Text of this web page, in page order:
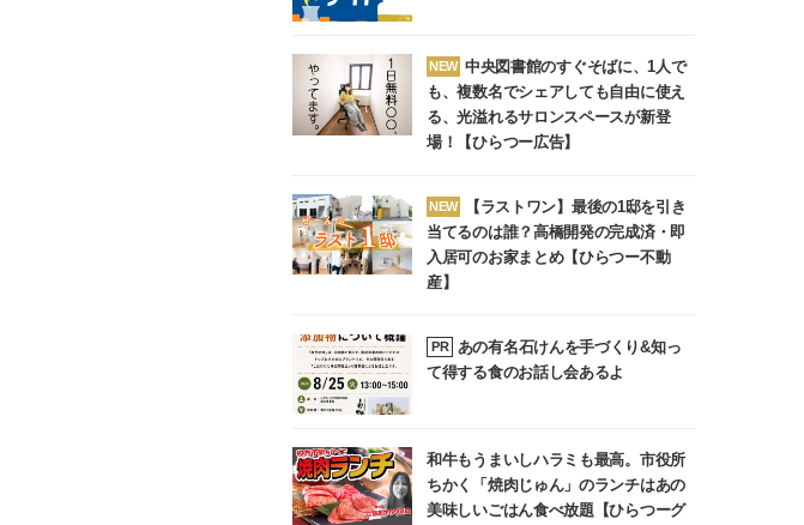
NEW 中央図書館のすぐそばに、1人で
も、複数名でシェアしても自由に使え
る、光溢れるサロンスペースが新登
場！【ひらつー広告】
NEW
【ラストワン】最後の1邸を引き
当てるのは誰？高橋開発の完成済・即
入居可のお家まとめ【ひらつー不動
産】
PR
あの有名石けんを手づくり&知っ
て得する食のお話し会あるよ
和牛もうまいしハラミも最高。市役所
ちかく「焼肉じゅん」のランチはあの
美味しいごはん食べ放題【ひらつーグ